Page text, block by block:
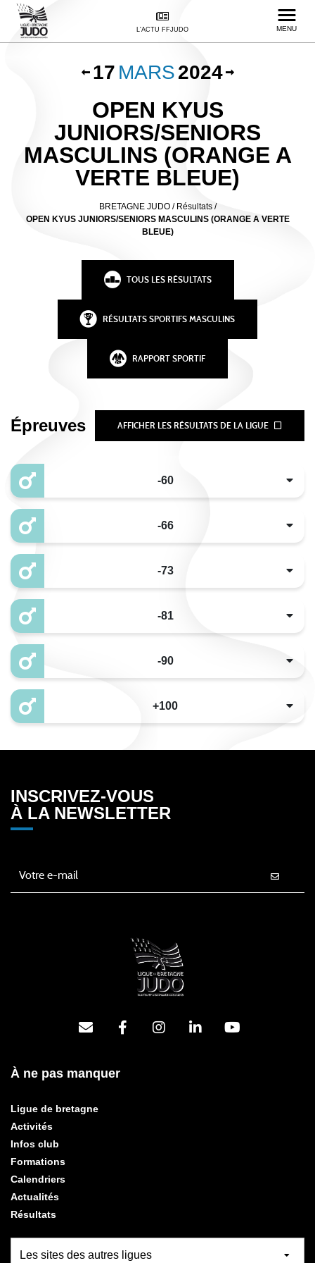
L'ACTU FFJUDO MENU
17 MARS2024
OPEN KYUS
JUNIORS/SENIORS
MASCULINS (ORANGE A
VERTE BLEUE)
BRETAGNE JUDO/ Résultats /
OPEN KYUS JUNIORS/SENIORS MASCULINS (ORANGE A VERTE
BLEUE)
TOUS LES RÉSULTATS
RÉSULTATS SPORTIFS MASCULINS
RAPPORT SPORTIF
Épreuves AFFICHER LES RÉSULTATS DE LA LIGUE
-60
-66
-73
-81
-90
+100
INSCRIVEZ-VOUS
À LA NEWSLETTER
À ne pas manquer
Ligue de bretagne
Activités
Infos club
Formations
Calendriers
Actualités
Résultats